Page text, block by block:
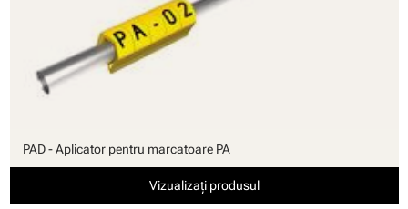
PAD - Aplicator pentru marcatoare PA
Vizualizați produsul